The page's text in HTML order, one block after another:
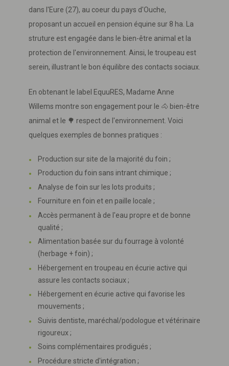
dans l'Eure (27), au coeur du pays d'Ouche,
proposant un accueil en pension équine sur 8 ha. La
struture est engagée dans le bien-être animal et la
protection de l'environnement. Ainsi, le troupeau est
serein, illustrant le bon équilibre des contacts sociaux.
En obtenant le label EquuRES, Madame Anne
Willems montre son engagement pour le 🐴 bien-être
animal et le 🌳 respect de l'environnement. Voici
quelques exemples de bonnes pratiques :
Production sur site de la majorité du foin ;
Production du foin sans intrant chimique ;
Analyse de foin sur les lots produits ;
Fourniture en foin et en paille locale ;
Accès permanent à de l'eau propre et de bonne
qualité ;
Alimentation basée sur du fourrage à volonté
(herbage + foin) ;
Hébergement en troupeau en écurie active qui
assure les contacts sociaux ;
Hébergement en écurie active qui favorise les
mouvements ;
Suivis dentiste, maréchal/podologue et vétérinaire
rigoureux ;
Soins complémentaires prodigués ;
Procédure stricte d'intégration ;